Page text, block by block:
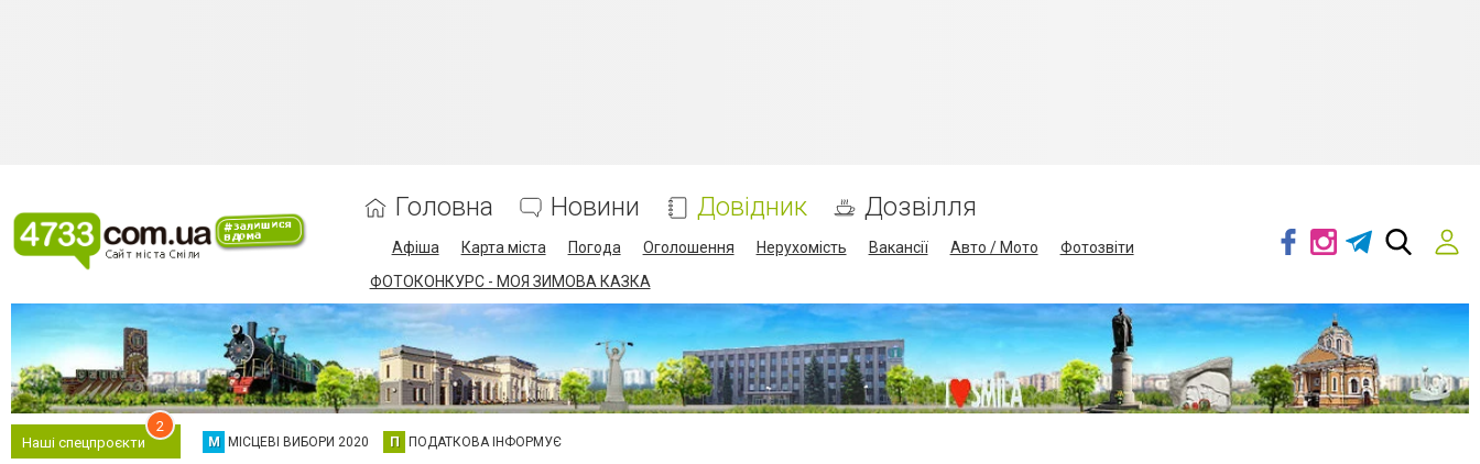
Головна Новини Довідник Дозвілля
Афіша Карта міста Погода Оголошення Нерухомість Вакансії Авто / Мото
Фотозвіти
ФОТОКОНКУРС - МОЯ ЗИМОВА КАЗКА
Наші спецпроєкти
2
М МІСЦЕВІ ВИБОРИ 2020 П ПОДАТКОВА ІНФОРМУЄ